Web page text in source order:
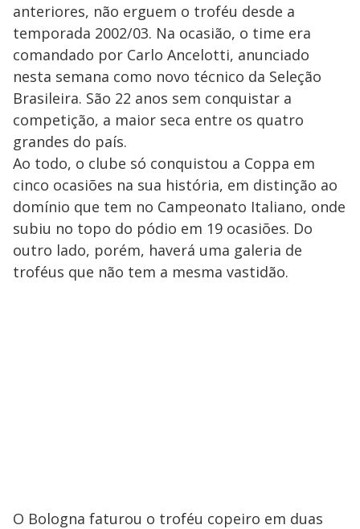
anteriores, não erguem o troféu desde a
temporada 2002/03. Na ocasião, o time era
comandado por Carlo Ancelotti, anunciado
nesta semana como novo técnico da Seleção
Brasileira. São 22 anos sem conquistar a
competição, a maior seca entre os quatro
grandes do país.
Ao todo, o clube só conquistou a Coppa em
cinco ocasiões na sua história, em distinção ao
domínio que tem no Campeonato Italiano, onde
subiu no topo do pódio em 19 ocasiões. Do
outro lado, porém, haverá uma galeria de
troféus que não tem a mesma vastidão.
O Bologna faturou o troféu copeiro em duas